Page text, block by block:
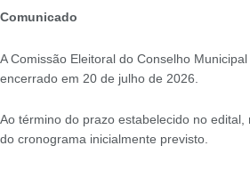
Comunicado
A Comissão Eleitoral do Conselho
encerrado em 20 de julho de 2026.
Ao término do prazo estabelecido no
do cronograma inicialmente previsto.